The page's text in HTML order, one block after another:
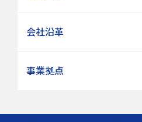
会社沿革
事業拠点